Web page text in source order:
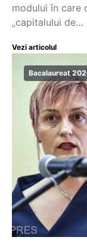
modului în care
„capitalului de…
Vezi articolul
Bacalaureat